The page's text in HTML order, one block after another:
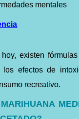
mentales
existen
los efectos de
recreativo.